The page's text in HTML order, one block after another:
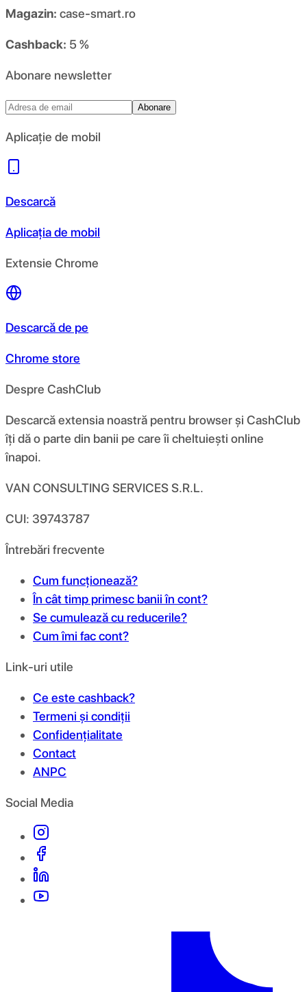
Magazin: case-smart.ro
Cashback: 5 %
Abonare newsletter
Abonare
Aplicație de mobil
Descarcă
Aplicația de mobil
Extensie Chrome
Descarcă de pe
Chrome store
Despre CashClub
Descarcă extensia noastră pentru browser și CashClub
îți dă o parte din banii pe care îi cheltuiești online
înapoi.
VAN CONSULTING SERVICES S.R.L.
CUI: 39743787
Întrebări frecvente
Cum funcționează?
În cât timp primesc banii în cont?
Se cumulează cu reducerile?
Cum îmi fac cont?
Link-uri utile
Ce este cashback?
Termeni și condiții
Confidențialitate
Contact
ANPC
Social Media